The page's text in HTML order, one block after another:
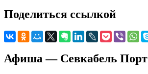
Поделиться ссылкой
Афиша — Севкабель Порт